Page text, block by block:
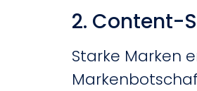
2. Content-
Starke Marken